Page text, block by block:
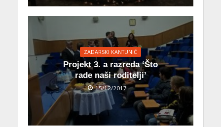
ZADARSKI KANTUNIĆ
Projekt 3. a razreda ‘Što
rade naši roditelji’
15/12/2017